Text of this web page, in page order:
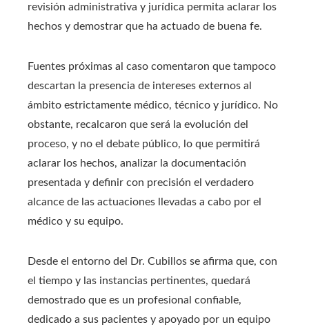
revisión administrativa y jurídica permita aclarar los
hechos y demostrar que ha actuado de buena fe.
Fuentes próximas al caso comentaron que tampoco
descartan la presencia de intereses externos al
ámbito estrictamente médico, técnico y jurídico. No
obstante, recalcaron que será la evolución del
proceso, y no el debate público, lo que permitirá
aclarar los hechos, analizar la documentación
presentada y definir con precisión el verdadero
alcance de las actuaciones llevadas a cabo por el
médico y su equipo.
Desde el entorno del Dr. Cubillos se afirma que, con
el tiempo y las instancias pertinentes, quedará
demostrado que es un profesional confiable,
dedicado a sus pacientes y apoyado por un equipo